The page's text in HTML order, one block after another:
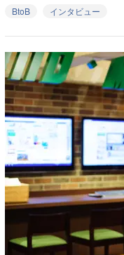
BtoB インタビュー